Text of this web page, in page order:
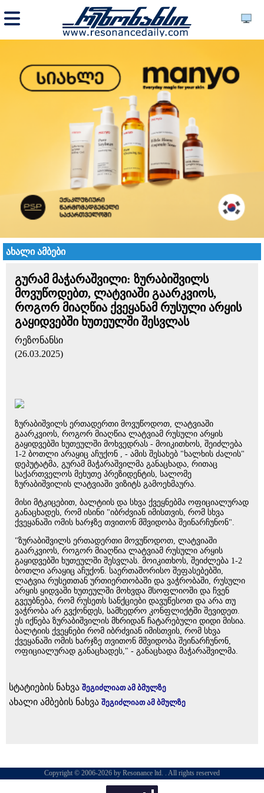
ახალი ამბები
გურამ მაჭარაშვილი: ზურაბიშვილს
მოვუწოდებთ, ლატვიაში გაარკვიოს,
როგორ მიაღწია ქვეყანამ რუსული არყის
გაყიდვებში ხუთეულში შესვლას
რეზონანსი
(26.03.2025)
ზურაბიშვილს ერთადერთი მოვუწოდოთ, ლატვიაში
გაარკვიოს, როგორ მიაღწია ლატვიამ რუსული არყის
გაყიდვებში ხუთეულში მოხვედრას - მოიკითხოს, შეიძლება
1-2 ბოთლი არაყიც აჩუქონ , - ამის შესახებ "ხალხის ძალის"
დეპუტატმა, გურამ მაჭარაშვილმა განაცხადა, რითაც
საქართველოს მეხუთე პრეზიდენტის, სალომე
ზურაბიშვილის ლატვიაში ვიზიტს გამოეხმაურა.
მისი მტკიცებით, ბალტიის და სხვა ქვეყნებმა ოფიციალურად
განაცხადეს, რომ ისინი "იბრძვიან იმისთვის, რომ სხვა
ქვეყანაში ომის ხარჯზე თვითონ მშვიდობა შეინარჩუნონ".
"ზურაბიშვილს ერთადერთი მოვუწოდოთ, ლატვიაში
გაარკვიოს, როგორ მიაღწია ლატვიამ რუსული არყის
გაყიდვებში ხუთეულში შესვლას. მოიკითხოს, შეიძლება 1-2
ბოთლი არაყიც აჩუქონ. საერთაშორისო შეფასებებში,
ლატვია რუსეთთან ურთიერთობაში და ვაჭრობაში, რუსული
არყის ყიდვაში ხუთეულში მოხვდა მსოფლიოში და ჩვენ
გვეუბნება, რომ რუსეთს სანქციები დავუწესოთ და არა თუ
ვაჭრობა არ გვქონდეს, სამხედრო კონფლიქტში შევიდეთ.
ეს იქნება ზურაბიშვილის მხრიდან ჩატარებული დიდი მისია.
ბალტიის ქვეყნები რომ იბრძვიან იმისთვის, რომ სხვა
ქვეყანაში ომის ხარჯზე თვითონ მშვიდობა შეინარჩუნონ,
ოფიციალურად განაცხადეს," - განაცხადა მაჭარაშვილმა.
სტატიების ნახვა შეგიძლიათ ამ ბმულზე
ახალი ამბების ნახვა შეგიძლიათ ამ ბმულზე
Copyright © 2006-2026 by Resonance ltd. . All rights reserved